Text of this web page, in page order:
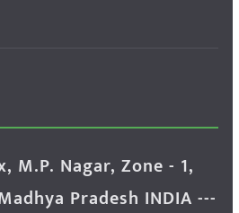
M.P. Nagar, Zone - 1,
Pradesh INDIA ---